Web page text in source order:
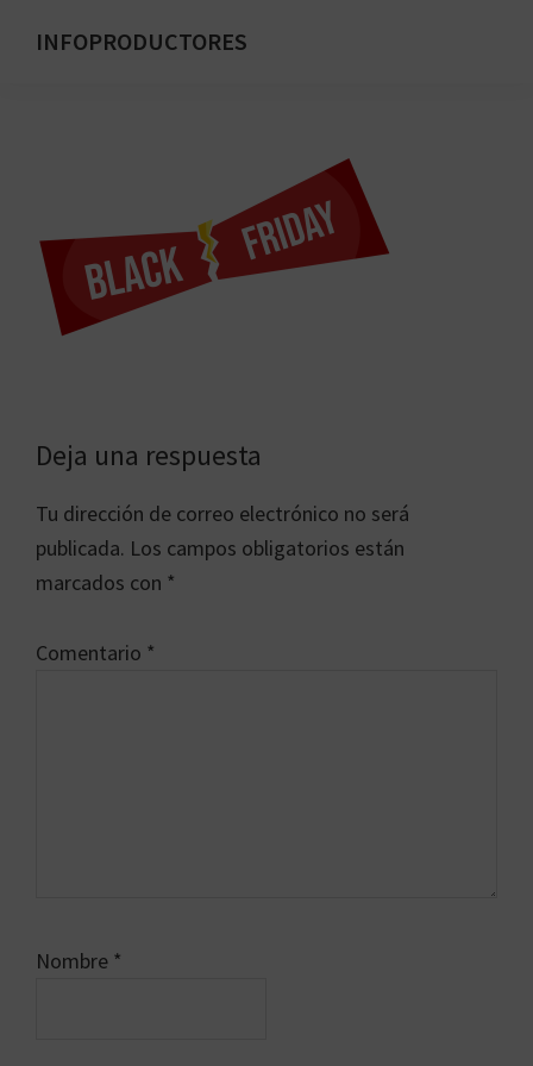
INFOPRODUCTORES
Interacciones
con
los
lectores
Deja una respuesta
Tu dirección de correo electrónico no será
publicada. Los campos obligatorios están
marcados con *
Comentario *
Nombre *